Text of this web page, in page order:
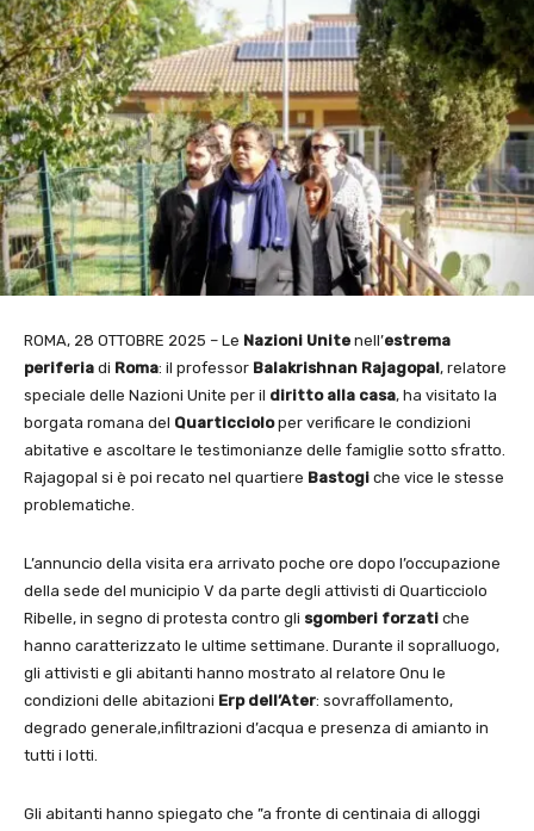
ROMA, 28 OTTOBRE 2025 – Le Nazioni Unite nell’estrema
periferia di Roma: il professor Balakrishnan Rajagopal, relatore
speciale delle Nazioni Unite per il diritto alla casa, ha visitato la
borgata romana del Quarticcioloper verificare le condizioni
abitative e ascoltare le testimonianze delle famiglie sotto sfratto.
Rajagopal si è poi recato nel quartiere Bastogi che vice le stesse
problematiche.
L’annuncio della visita era arrivato poche ore dopo l’occupazione
della sede del municipio V da parte degli attivisti di Quarticciolo
Ribelle, in segno di protesta contro gli sgomberi forzati che
hanno caratterizzato le ultime settimane. Durante il sopralluogo,
gli attivisti e gli abitanti hanno mostrato al relatore Onu le
condizioni delle abitazioni Erp dell’Ater: sovraffollamento,
degrado generale,infiltrazioni d’acqua e presenza di amianto in
tutti i lotti.
Gli abitanti hanno spiegato che ”a fronte di centinaia di alloggi